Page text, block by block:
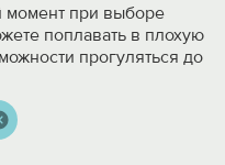
момент при выборе
поплавать в плохую
прогуляться до